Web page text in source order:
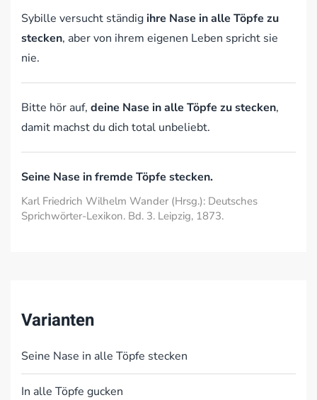
Sybille versucht ständig ihre Nase in alle Töpfe zu
stecken, aber von ihrem eigenen Leben spricht sie
nie.
Bitte hör auf, deine Nase in alle Töpfe zu stecken,
damit machst du dich total unbeliebt.
Seine Nase in fremde Töpfe stecken.
Karl Friedrich Wilhelm Wander (Hrsg.): Deutsches
Sprichwörter-Lexikon. Bd. 3. Leipzig, 1873.
Varianten
Seine Nase in alle Töpfe stecken
In alle Töpfe gucken